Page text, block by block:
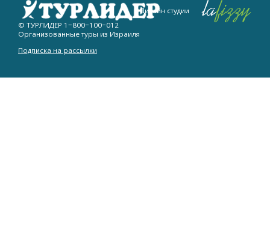
© ТУРЛИДЕР 1−800−100−012
Организованные туры из Израиля
Подписка на рассылки
Дизайн студии